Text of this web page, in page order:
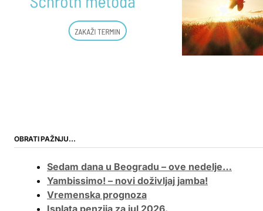
OBRATI PAŽNJU…
Sedam dana u Beogradu – ove nedelje…
Yambissimo! – novi doživljaj jamba!
Vremenska prognoza